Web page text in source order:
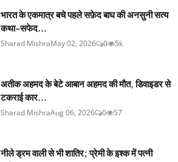
भारत के एकमात्र बचे पहले सफ़ेद बाघ की अनसुनी सत्य
कथा-सफेद...
Sharad MishraMay 02, 2026 0 5k
अतीक अहमद के बेटे आबान अहमद की मौत, डिवाइडर से
टकराई कार...
Sharad MishraAug 06, 2026 0 57
नीले ड्रम वाली से भी शातिर; प्रेमी के इश्‍क में पत्नी